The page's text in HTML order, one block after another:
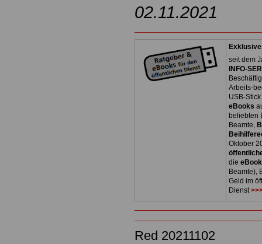
02.11.2021
seit dem
INFO-
Arbeits-
USB-
eBooks
beliebten
Beamte,
Oktober
die
Beamte),
Geld im
Dienst
Red 20211102